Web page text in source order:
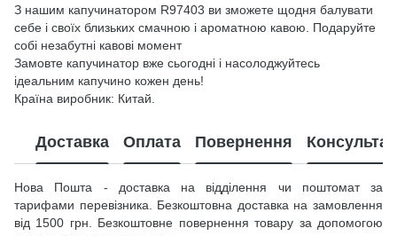
З нашим капучинатором R97403 ви зможете щодня балувати
себе і своїх близьких смачною і ароматною кавою. Подаруйте
собі незабутні кавові момент
Замовте капучинатор вже сьогодні і насолоджуйтесь
ідеальним капучино кожен день!
Країна виробник: Китай.
Доставка Оплата Повернення
Нова Пошта - доставка на відділення чи поштомат за
тарифами перевізника. Безкоштовна доставка на замовлення
від 1500 грн. Безкоштовне повернення товару за допомогою